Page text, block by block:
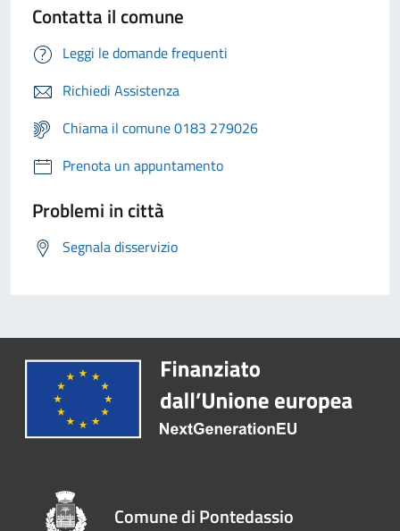
Contatta il comune
Leggi le domande frequenti
Richiedi Assistenza
Chiama il comune 0183 279026
Prenota un appuntamento
Problemi in città
Segnala disservizio
Comune di Pontedassio